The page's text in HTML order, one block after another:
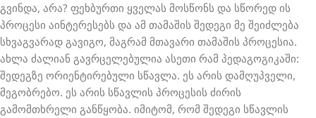
გვინდა, არა? ფეხბურთი ყველას მოსწონს და სწორედ ის
პროცესი აინტერესებს და ამ თამაშის შედეგი მე შეიძლება
სხვაგვარად გავიგო, მაგრამ მთავარი თამაშის პროცესია.
ახლა ძალიან გავრცელებულია ასეთი რამ პედაგოგიკაში:
შედეგზე ორიენტირებული სწავლა. ეს არის დამღუპველი,
მეგობრებო. ეს არის სწავლის პროცესის ძირის
გამომთხრელი განწყობა. იმიტომ, რომ შედეგი სწავლის